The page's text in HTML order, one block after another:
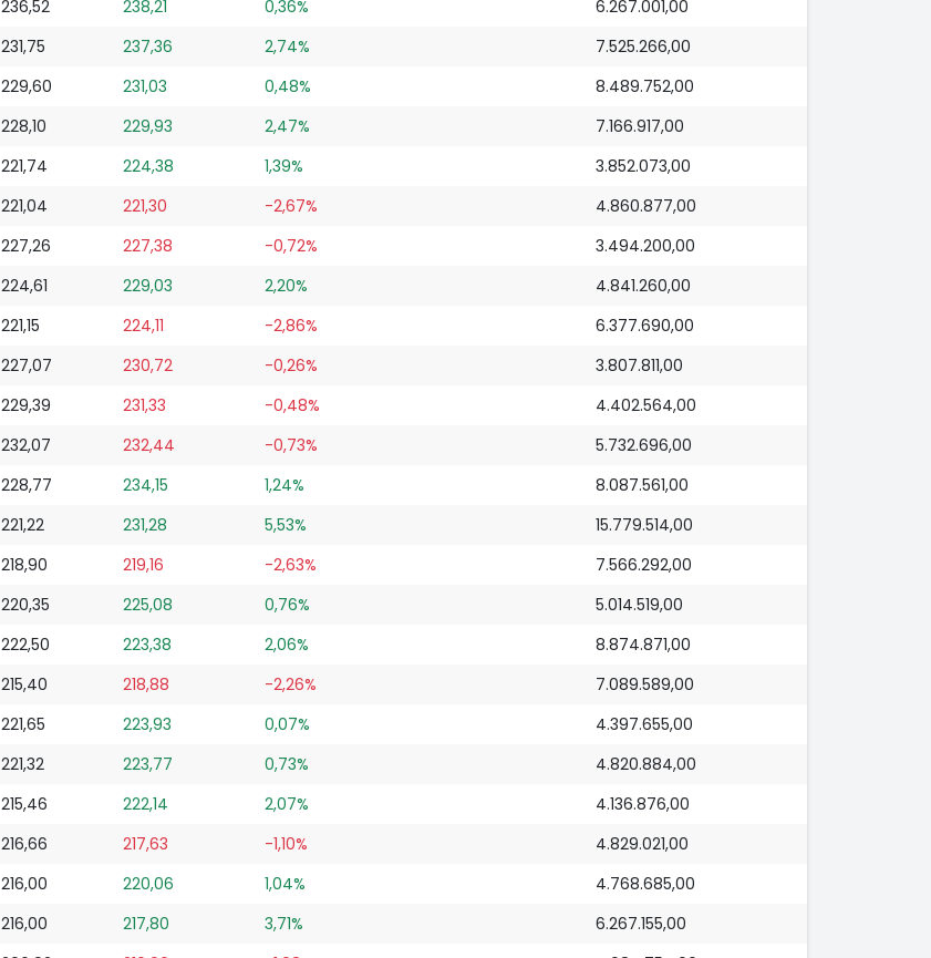
236,52 238,21 0,36%
6.267.001,00
231,75 237,36 2,74%
7.525.266,00
229,60 231,03 0,48%
8.489.752,00
228,10 229,93 2,47%
7.166.917,00
221,74 224,38 1,39%
3.852.073,00
221,04 221,30 -2,67%
4.860.877,00
227,26 227,38 -0,72%
3.494.200,00
224,61 229,03 2,20%
4.841.260,00
221,15 224,11 -2,86%
6.377.690,00
227,07 230,72 -0,26%
3.807.811,00
229,39 231,33 -0,48%
4.402.564,00
232,07 232,44 -0,73%
5.732.696,00
228,77 234,15 1,24%
8.087.561,00
221,22 231,28 5,53%
15.779.514,00
218,90 219,16 -2,63%
7.566.292,00
220,35 225,08 0,76%
5.014.519,00
222,50 223,38 2,06%
8.874.871,00
215,40 218,88 -2,26%
7.089.589,00
221,65 223,93 0,07%
4.397.655,00
221,32 223,77 0,73%
4.820.884,00
215,46 222,14 2,07%
4.136.876,00
216,66 217,63 -1,10%
4.829.021,00
216,00 220,06 1,04%
4.768.685,00
216,00 217,80 3,71%
6.267.155,00